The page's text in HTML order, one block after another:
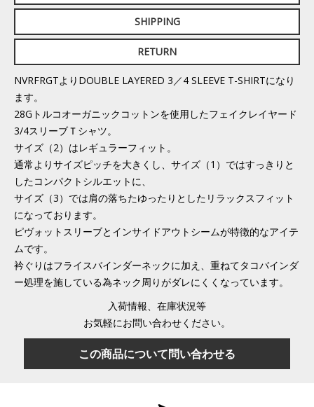
SHIPPING
RETURN
NVRFRGTよりDOUBLE LAYERED 3／4 SLEEVE T-SHIRTになり
ます。
28Gトルコオーガニックコットンを使用したフェイクレイヤード
3/4スリーブＴシャツ。
サイズ（2）はレギュラーフィット。
通常よりサイズピッチを大きくし、サイズ（1）ではすっきりと
したコンパクトシルエットに、
サイズ（3）では肩の落ちたゆったりとしたリラックスフィット
になっております。
ピヴォットスリーブとインサイドアウトシームが特徴的なアイテ
ムです。
衿ぐりはフライスバインダーネックに加え、重ねてタコバインダ
ー処理を施している為ネック周りがダレにくくなっています。
入荷情報、在庫状況等
お気軽にお問い合わせください。
この商品について問い合わせる